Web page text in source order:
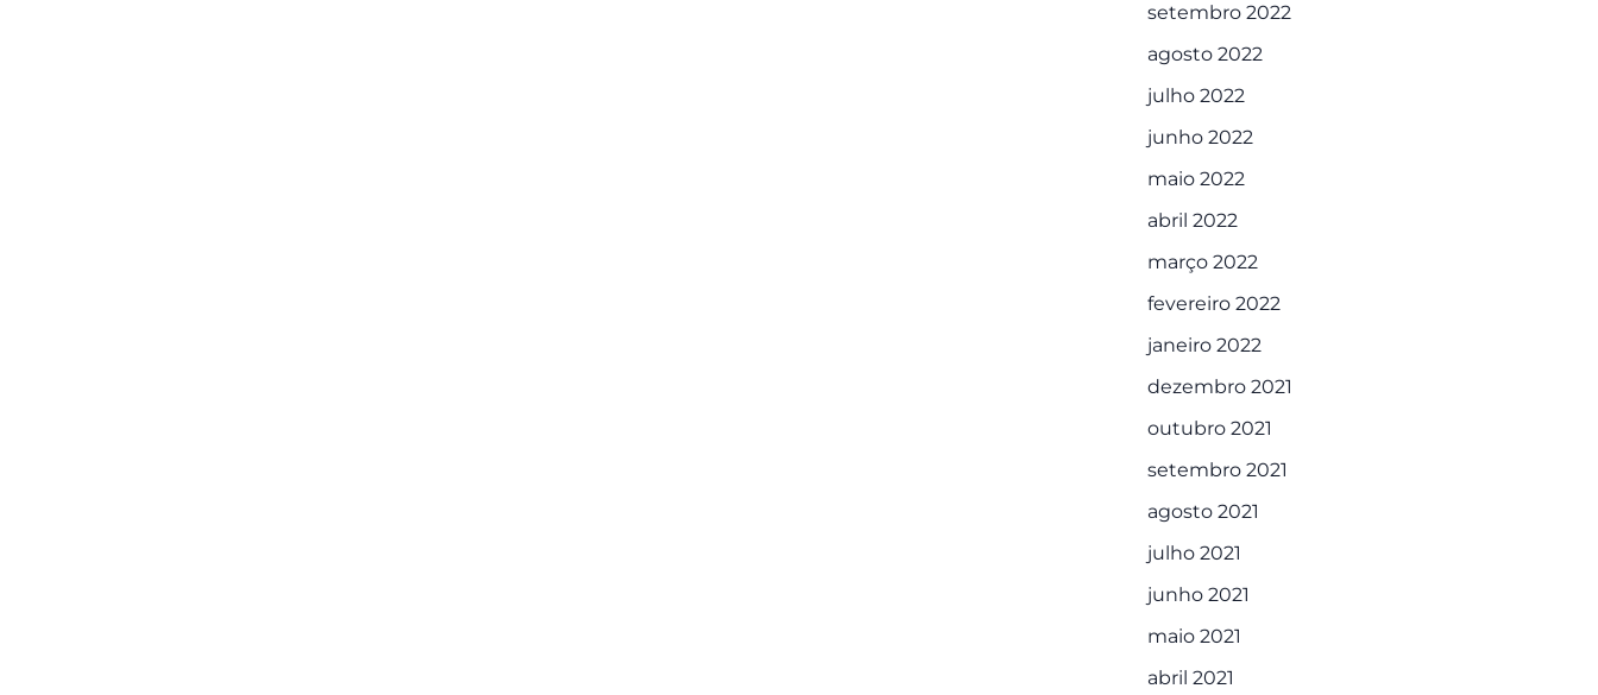
setembro 2022
agosto 2022
julho 2022
junho 2022
maio 2022
abril 2022
março 2022
fevereiro 2022
janeiro 2022
dezembro 2021
outubro 2021
setembro 2021
agosto 2021
julho 2021
junho 2021
maio 2021
abril 2021